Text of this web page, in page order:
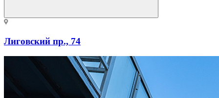
Лиговский пр., 74